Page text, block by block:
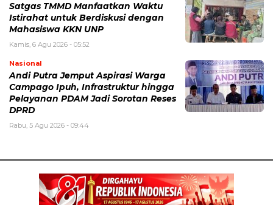
Satgas TMMD Manfaatkan Waktu
Istirahat untuk Berdiskusi dengan
Mahasiswa KKN UNP
Kamis, 6 Agu 2026 - 05:52
Nasional
Andi Putra Jemput Aspirasi Warga
Campago Ipuh, Infrastruktur hingga
Pelayanan PDAM Jadi Sorotan Reses
DPRD
Rabu, 5 Agu 2026 - 09:44